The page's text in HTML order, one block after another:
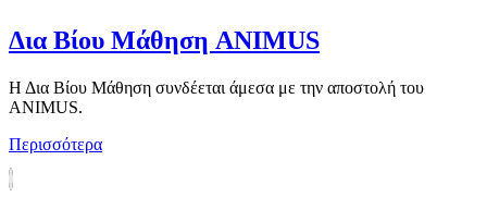
Δια Βίου Μάθηση ANIMUS
Η Δια Βίου Μάθηση συνδέεται άμεσα με την αποστολή του
ANIMUS.
Περισσότερα